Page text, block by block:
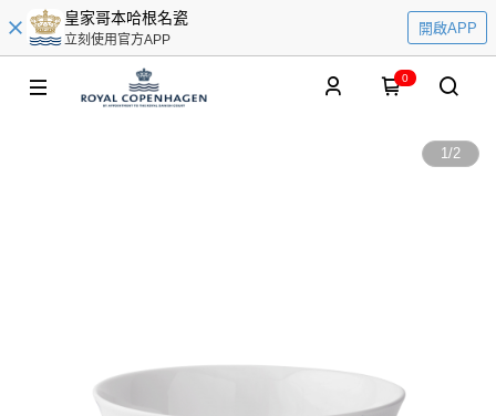
皇家哥本哈根名瓷
立刻使用官方APP
開啟APP
0
1/2